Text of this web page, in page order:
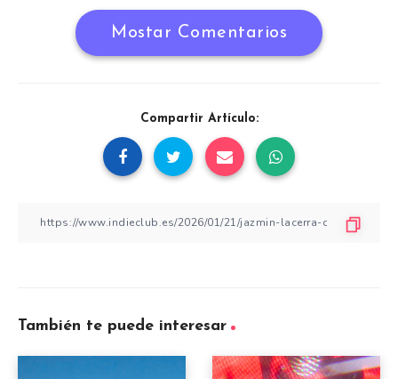
Mostar Comentarios
Compartir Artículo:
También te puede interesar